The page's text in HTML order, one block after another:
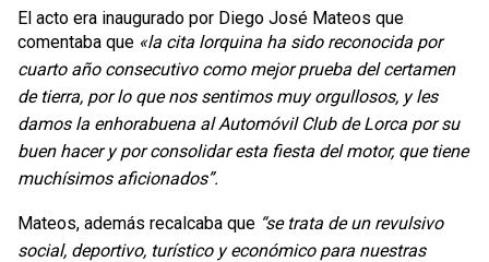
El acto era inaugurado por Diego José Mateos que
comentaba que «la cita lorquina ha sido reconocida por
cuarto año consecutivo como mejor prueba del certamen
de tierra, por lo que nos sentimos muy orgullosos, y les
damos la enhorabuena al Automóvil Club de Lorca por su
buen hacer y por consolidar esta fiesta del motor, que tiene
muchísimos aficionados”.
Mateos, además recalcaba que “se trata de un revulsivo
social, deportivo, turístico y económico para nuestras